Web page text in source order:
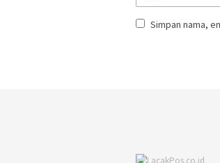
Simpan nama,